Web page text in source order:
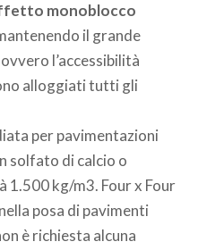
monoblocco
il grande
l’accessibilità
alloggiati tutti gli
per pavimentazioni
solfato di calcio o
kg/m3. Four x Four
posa di pavimenti
è richiesta alcuna